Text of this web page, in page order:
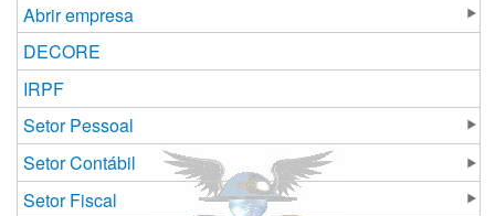
Abrir empresa
DECORE
IRPF
Setor Pessoal
Setor Contábil
Setor Fiscal